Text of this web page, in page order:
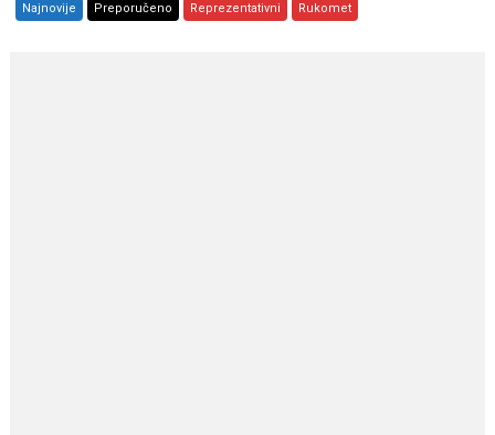
Najnovije Preporučeno Reprezentativni Rukomet